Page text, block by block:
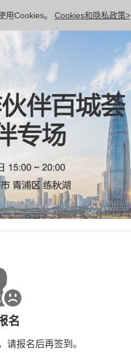
用Cookies。 Cookies和隐私政策>
名
请报名后再签到。